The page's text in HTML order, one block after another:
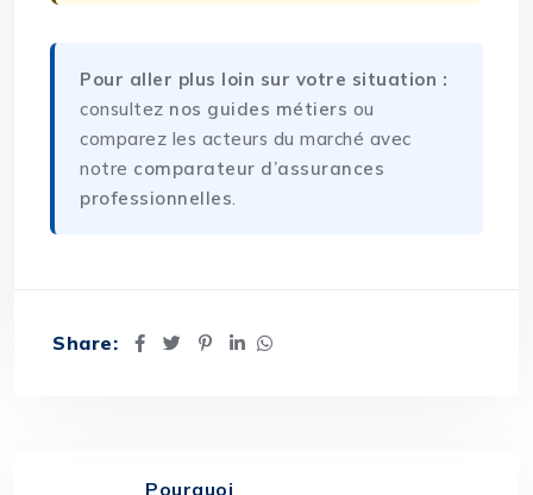
Pour aller plus loin sur votre situation :
consultez nos guides métiers ou
comparez les acteurs du marché avec
notre comparateur d’assurances
professionnelles.
Share:
Pourquoi